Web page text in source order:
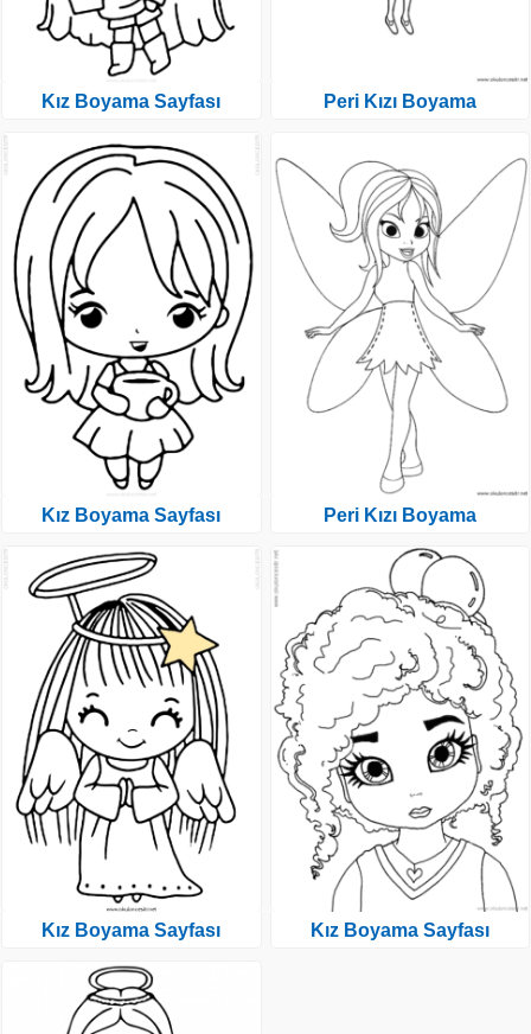
Kız Boyama Sayfası
Kız Boyama Sayfası
Kız Boyama Sayfası
Peri Kızı Boyama
Peri Kızı Boyama
Kız Boyama Sayfası